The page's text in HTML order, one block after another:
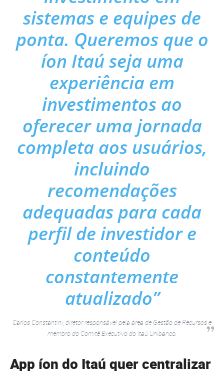
sistemas e equipes de
ponta. Queremos que o
íon Itaú seja uma
experiência em
investimentos ao
oferecer uma jornada
completa aos usuários,
incluindo
recomendações
adequadas para cada
perfil de investidor e
conteúdo
constantemente
atualizado”
Carlos Constantini, diretor responsável pela área de Gestão de Recursos e
membro do Comitê Executivo do Itaú Unibanco.
App íon do Itaú quer centralizar